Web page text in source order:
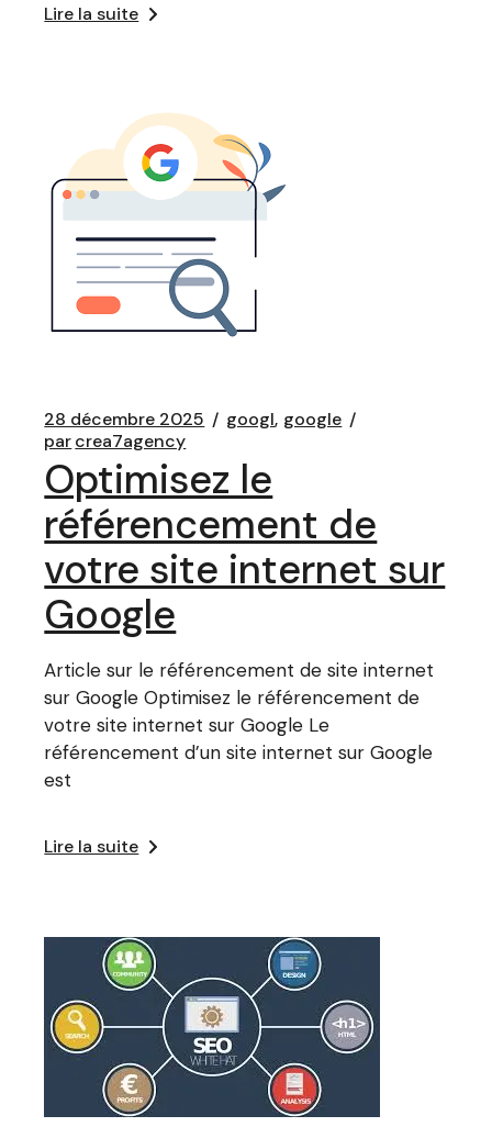
Lire la suite
28 décembre 2025 googl google
parcrea7agency
Optimisez le
référencement de
votre site internet sur
Google
Article sur le référencement de site internet
sur Google Optimisez le référencement de
votre site internet sur Google Le
référencement d’un site internet sur Google
est
Lire la suite